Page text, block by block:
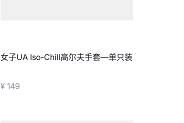
女子UA Iso-Chill高尔夫手套—单只装
¥ 149